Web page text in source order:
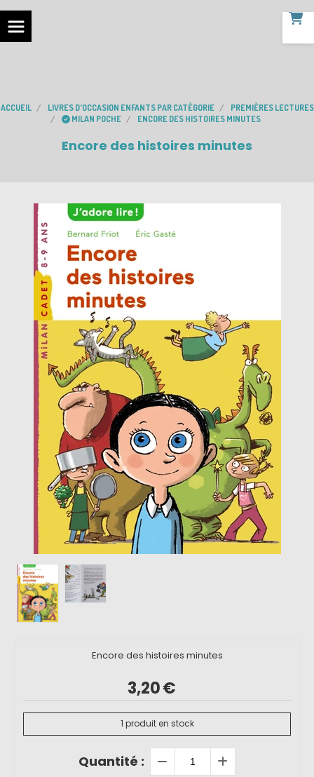
ACCUEIL LIVRES D'OCCASION ENFANTS PAR CATÉGORIE
PREMIÈRES LECTURES
MILAN POCHE
ENCORE DES HISTOIRES MINUTES
Encore des histoires minutes
Encore des histoires minutes
3,20€
1 produit en stock
Quantité :